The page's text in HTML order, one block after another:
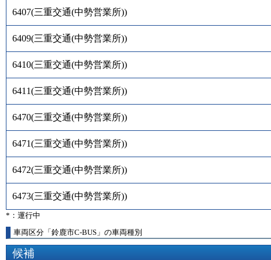
6407(三重交通(中勢営業所))
6409(三重交通(中勢営業所))
6410(三重交通(中勢営業所))
6411(三重交通(中勢営業所))
6470(三重交通(中勢営業所))
6471(三重交通(中勢営業所))
6472(三重交通(中勢営業所))
6473(三重交通(中勢営業所))
*：運行中
車両区分「鈴鹿市C-BUS」の車両種別
候補